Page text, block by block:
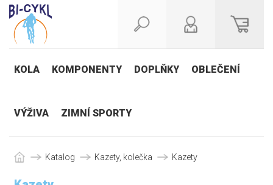
KOLA KOMPONENTY DOPLŇKY OBLEČENÍ
VÝŽIVA ZIMNÍ SPORTY
Katalog Kazety, kolečka Kazety